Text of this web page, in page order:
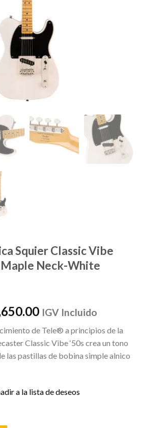
Squier Classic Vibe
Neck-White
El
actual
es:
S/2,650.00.
IGV Incluido
de Tele® a principios de la
Classic Vibe ‘50s crea un tono
las pastillas de bobina simple alnico
a la lista de deseos